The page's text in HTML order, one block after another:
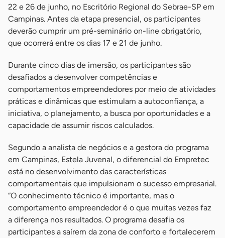
22 e 26 de junho, no Escritório Regional do Sebrae-SP em
Campinas. Antes da etapa presencial, os participantes
deverão cumprir um pré-seminário on-line obrigatório,
que ocorrerá entre os dias 17 e 21 de junho.
Durante cinco dias de imersão, os participantes são
desafiados a desenvolver competências e
comportamentos empreendedores por meio de atividades
práticas e dinâmicas que estimulam a autoconfiança, a
iniciativa, o planejamento, a busca por oportunidades e a
capacidade de assumir riscos calculados.
Segundo a analista de negócios e a gestora do programa
em Campinas, Estela Juvenal, o diferencial do Empretec
está no desenvolvimento das características
comportamentais que impulsionam o sucesso empresarial.
“O conhecimento técnico é importante, mas o
comportamento empreendedor é o que muitas vezes faz
a diferença nos resultados. O programa desafia os
participantes a saírem da zona de conforto e fortalecerem